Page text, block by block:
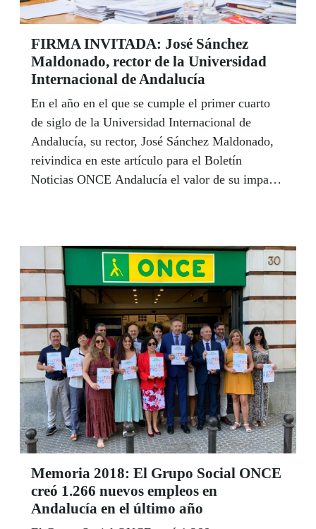
FIRMA INVITADA: José Sánchez
Maldonado, rector de la Universidad
Internacional de Andalucía
En el año en el que se cumple el primer cuarto
de siglo de la Universidad Internacional de
Andalucía, su rector, José Sánchez Maldonado,
reivindica en este artículo para el Boletín
Noticias ONCE Andalucía el valor de su impacto
relación con el exterior. Son, en su opinión, 25
años de referencia en la formación de postgrado
e internacionalización. E jueves 19 de
septiembre, la ONCE dedica su sorteo a este 25
Aniversario.
Memoria 2018: El Grupo Social ONCE
creó 1.266 nuevos empleos en
Andalucía en el último año